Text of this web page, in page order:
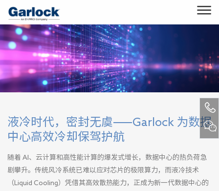
液冷时代，密封无虞——Garlock 为数据
中心高效冷却保驾护航​​
随着 AI、云计算和高性能计算的爆发式增长，数据中心的热负荷急
剧攀升。传统风冷系统已难以应对芯片的极限算力，而​​液冷技术
（Liquid Cooling）​​凭借其高效散热能力，正成为新一代数据中心的